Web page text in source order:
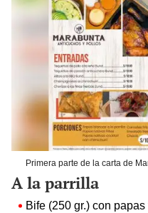
Primera parte de la carta de
A la parrilla
Bife (250 gr.) con